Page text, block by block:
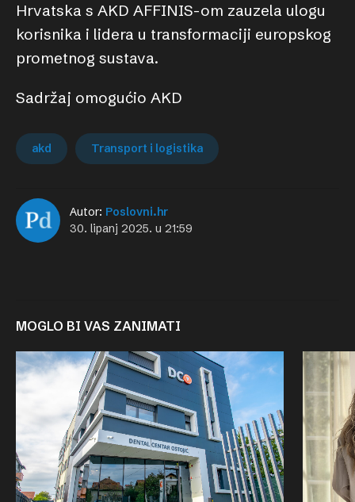
Hrvatska s AKD AFFINIS-om zauzela ulogu
korisnika i lidera u transformaciji europskog
prometnog sustava.
Sadržaj omogućio AKD
akd Transport i logistika
Autor: Poslovni.hr
30. lipanj 2025. u 21:59
MOGLO BI VAS ZANIMATI